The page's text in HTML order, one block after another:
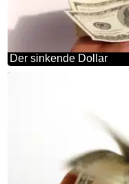
Der sinkende Dollar